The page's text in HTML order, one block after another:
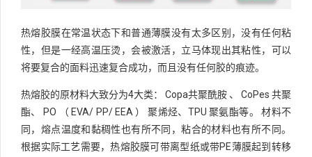
热熔胶膜在常温状态下和普通薄膜没有太多区别，没有任何粘
性，但是一经高温压烫，会被激活，立马体现出其粘性，可以
将要复合的面料迅速复合成功，而且没有任何胶的痕迹。
热熔胶的原材料大致分为4大类： Copa共聚酰胺 、 CoPes 共聚
酯、 PO （ EVA/ PP/ EEA ） 聚烯烃、TPU 聚氨酯等。 材料不
同，熔点温度和黏稠性也有所不同，粘合的材料也有所不同。
根据实际工艺需要，热熔胶膜可带离型纸或带PE薄膜起到转移